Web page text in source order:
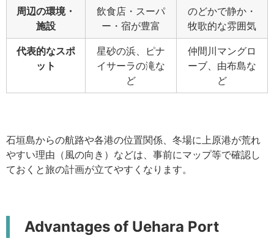
周辺の環境・
施設
飲食店・スーパ
ー・宿が豊富
のどかで静か・
牧歌的な雰囲気
代表的なスポ
ット
星砂の浜、ピナ
イサーラの滝な
ど
仲間川マングロ
ーブ、由布島な
ど
石垣島からの航路や各港の位置関係、冬場に上原港が荒れ
やすい理由（風の向き）などは、事前にマップ等で確認し
ておくと旅の計画が立てやすくなります。
Advantages of Uehara Port